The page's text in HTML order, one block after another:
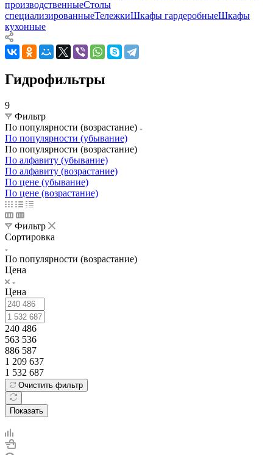
производственныеСтолы
специализированныеТележкиШкафы гардеробныеШкафы
кухонные
Гидрофильтры
9
Фильтр
По популярности (возрастание)
По популярности (убывание)
По популярности (возрастание)
По алфавиту (убывание)
По алфавиту (возрастание)
По цене (убывание)
По цене (возрастание)
Фильтр
Сортировка
По популярности (возрастание)
Цена
Цена
240 486
563 536
886 587
1 209 637
1 532 687
Очистить фильтр
Показать